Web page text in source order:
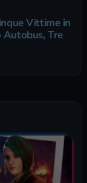
Vittime in
Autobus, Tre